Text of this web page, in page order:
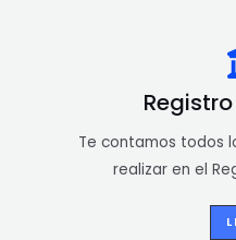
Te contamos todos
realizar en el